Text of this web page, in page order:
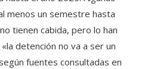
menos un semestre hasta
tienen cabida, pero lo han
detención no va a ser un
fuentes consultadas en